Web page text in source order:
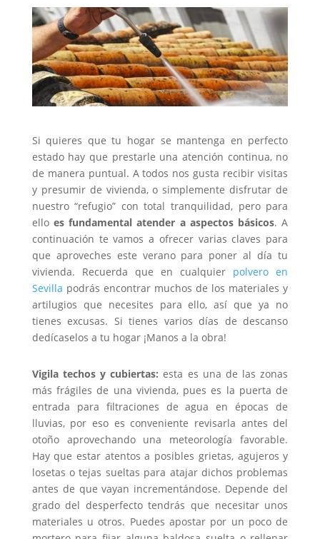
Si quieres que tu hogar se mantenga en perfecto
estado hay que prestarle una atención continua, no
de manera puntual. A todos nos gusta recibir visitas
y presumir de vivienda, o simplemente disfrutar de
nuestro “refugio” con total tranquilidad, pero para
ello es fundamental atender a aspectos básicos. A
continuación te vamos a ofrecer varias claves para
que aproveches este verano para poner al día tu
vivienda. Recuerda que en cualquier polvero en
Sevilla podrás encontrar muchos de los materiales y
artilugios que necesites para ello, así que ya no
tienes excusas. Si tienes varios días de descanso
dedícaselos a tu hogar ¡Manos a la obra!
Vigila techos y cubiertas: esta es una de las zonas
más frágiles de una vivienda, pues es la puerta de
entrada para filtraciones de agua en épocas de
lluvias, por eso es conveniente revisarla antes del
otoño aprovechando una meteorología favorable.
Hay que estar atentos a posibles grietas, agujeros y
losetas o tejas sueltas para atajar dichos problemas
antes de que vayan incrementándose. Depende del
grado del desperfecto tendrás que necesitar unos
materiales u otros. Puedes apostar por un poco de